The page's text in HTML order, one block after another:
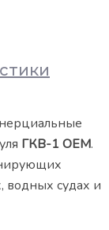
ГКВ-1 ОЕМ.
водных судах и